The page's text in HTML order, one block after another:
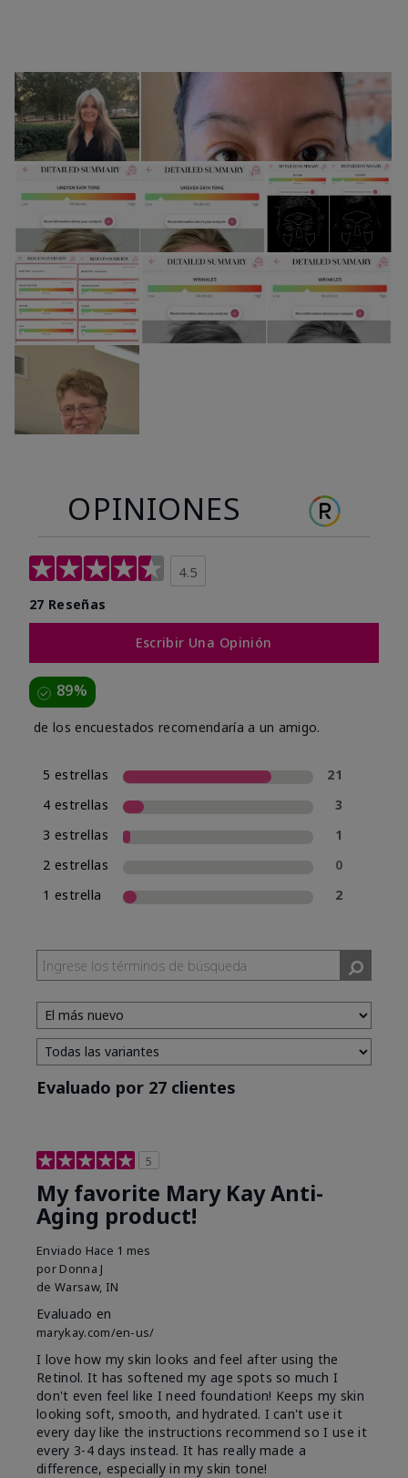
OPINIONES
4.5
27 Reseñas
Escribir Una Opinión
89%
de los encuestados recomendaría a un amigo.
5 estrellas
21
4 estrellas
3
3 estrellas
1
2 estrellas
0
1 estrella
2
Evaluado por 27 clientes
5
My favorite Mary Kay Anti-
Aging product!
Enviado Hace 1 mes
por Donna J
de Warsaw, IN
Evaluado en
marykay.com/en-us/
I love how my skin looks and feel after using the
Retinol. It has softened my age spots so much I
don't even feel like I need foundation! Keeps my skin
looking soft, smooth, and hydrated. I can't use it
every day like the instructions recommend so I use it
every 3-4 days instead. It has really made a
difference, especially in my skin tone!